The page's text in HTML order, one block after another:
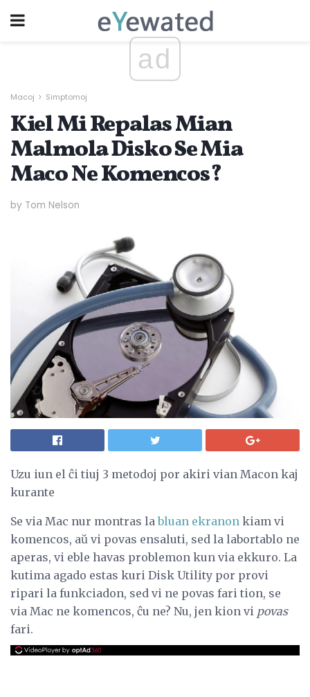
ad
Macoj Simptomoj
Kiel Mi Repalas Mian
Malmola Disko Se Mia
Maco Ne Komencos?
by Tom Nelson
Uzu iun el ĉi tiuj 3 metodoj por akiri vian Macon kaj
kurante
Se via Mac nur montras labluan ekranon kiam vi
komencos, aŭ vi povas ensaluti, sed la labortablo ne
aperas, vi eble havas problemon kun via ekkuro. La
kutima agado estas kuri Disk Utility por provi
ripari la funkciadon, sed vi ne povas fari tion, se
via Mac ne komencos, ĉu ne? Nu, jen kion vi povas
fari.